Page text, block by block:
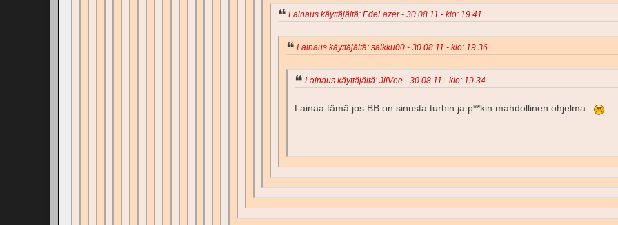
Lainaus käyttäjältä: EdeLazer - 30.08.11 - klo: 19.41
Lainaus käyttäjältä: salkku00 - 30.08.11 - klo: 19.36
Lainaus käyttäjältä: JiiVee - 30.08.11 - klo: 19.34
Lainaa tämä jos BB on sinusta turhin ja p**kin mahdollinen ohjelma.